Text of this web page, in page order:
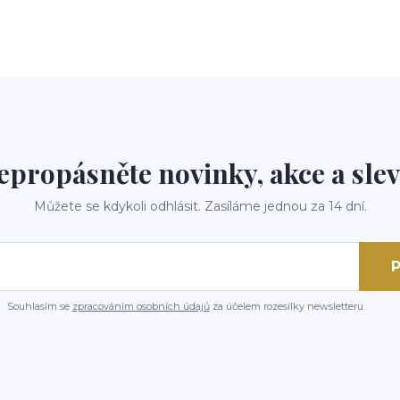
novinky, akce a
Můžete se kdykoli odhlásit. Zasíláme jednou za 14 dní.
Souhlasím se zpracováním osobních údajůza účelem rozesílky newsletteru.